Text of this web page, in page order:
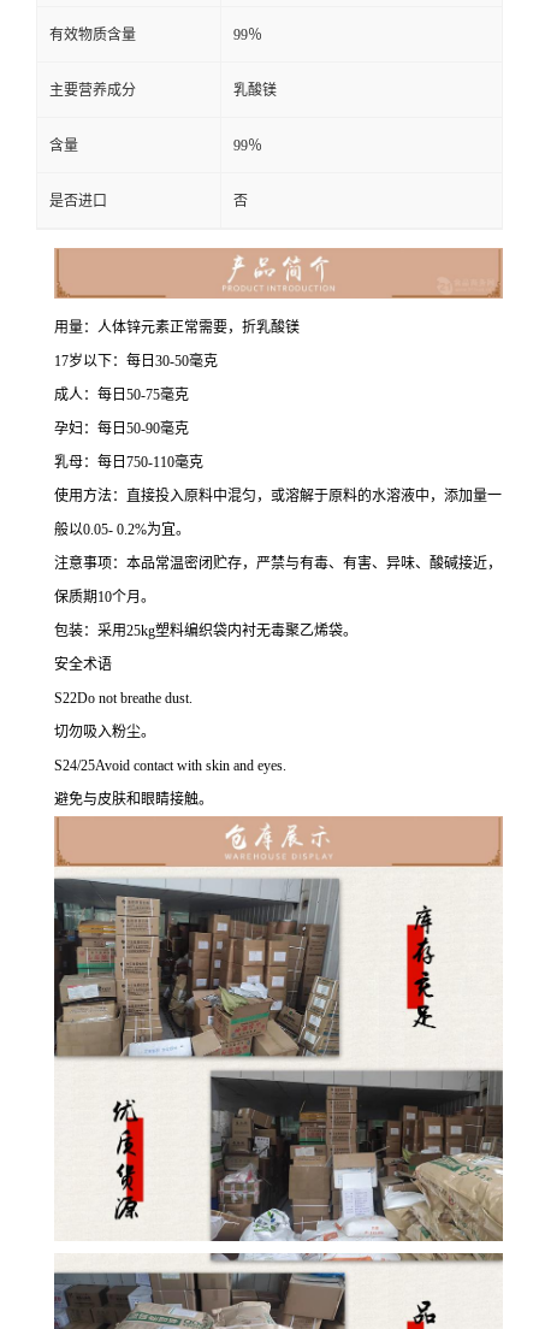
有效物质含量 99％
主要营养成分 乳酸镁
含量 99％
是否进口 否
用量：人体锌元素正常需要，折乳酸镁
17岁以下：每日30-50毫克
成人：每日50-75毫克
孕妇：每日50-90毫克
乳母：每日750-110毫克
使用方法：直接投入原料中混匀，或溶解于原料的水溶液中，添加量一
般以0.05- 0.2%为宜。
注意事项：本品常温密闭贮存，严禁与有毒、有害、异味、酸碱接近，
保质期10个月。
包装：采用25kg塑料编织袋内衬无毒聚乙烯袋。
安全术语
S22Do not breathe dust.
切勿吸入粉尘。
S24/25Avoid contact with skin and eyes.
避免与皮肤和眼睛接触。